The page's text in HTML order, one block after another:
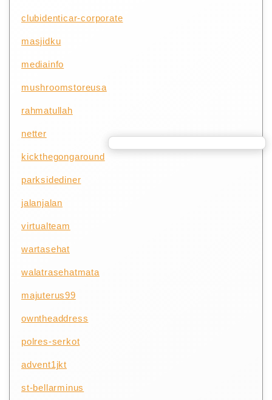
clubidenticar-corporate
masjidku
mediainfo
mushroomstoreusa
rahmatullah
netter
kickthegongaround
parksidediner
jalanjalan
virtualteam
wartasehat
walatrasehatmata
majuterus99
owntheaddress
polres-serkot
advent1jkt
st-bellarminus